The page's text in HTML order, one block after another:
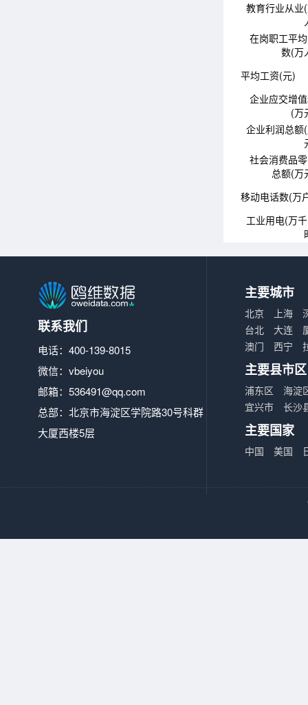
教育行业从业
在岗职工平
数(万
平均工资(元)
企业应交增
(万
企业利润总额
社会消费品
总额(万
移动电话数(万
工业用电(万
联系我们
电话：400-139-8015
微信：vbeiyou
邮箱： 536491@qq.com
总部：北京市海淀区学院路30号科群
大厦西楼5层
主要城市
北京 上海
台北
大连
澳门
西宁
主要县市区
浦东区
海淀
宜兴市
长沙
主要国家
中国 美国